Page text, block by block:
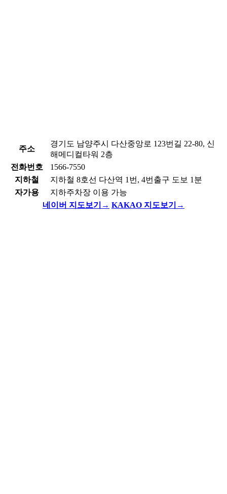
주소
경기도 남양주시 다산중앙로 123번길 22-80, 신
해메디컬타워 2층
전화번호
1566-7550
지하철
지하철 8호선 다산역 1번, 4번출구 도보 1분
자가용
지하주차장 이용 가능
네이버 지도보기 → KAKAO 지도보기 →